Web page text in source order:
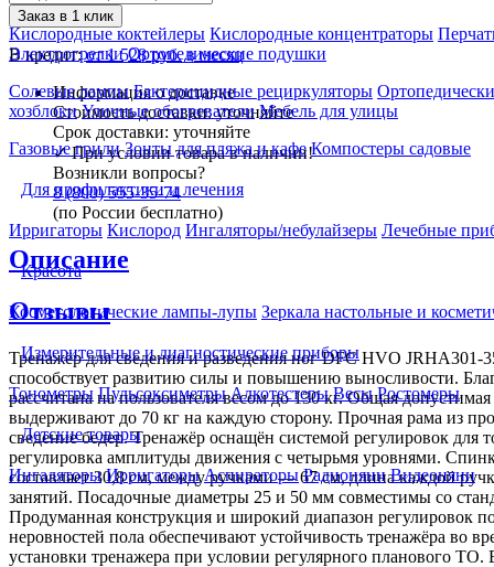
Кислородные коктейлеры Кислородные концентраторы
Электрогрелки Ортопедические подушки
Солевые лампы Бактерицидные рециркуляторы
хозблоки Уличные обогреватели Мебель для улицы
Газовые грили Зонты для пляжа и кафе Компостеры садовые
Для профилактики и лечения
Ирригаторы Кислород Ингаляторы/небулайзеры Лечебные
Красота
Косметологические лампы-лупы Зеркала настольные и
Измерительные и диагностические приборы
Тонометры Пульсоксиметры Алкотестеры Весы Ростомеры
Детские товары
Ингаляторы Ирригаторы Аспираторы Радионяни Видеоняни
Заказ в 1 клик
В кредит:от 1 528 руб. в месяц
Информация о доставке
Стоимость доставки: уточняйте
Срок доставки: уточняйте
✓При условии товара в наличии!
Возникли вопросы?
8 (800) 555-35-74
(по России бесплатно)
Описание
Отзывы
Тренажёр для сведения и разведения ног DFC HVO
способствует развитию силы и повышению выносливости.
рассчитана на пользователя весом до 130 кг. Общая
выдерживают до 70 кг на каждую сторону. Прочная рама из
сведение бедер. Тренажёр оснащён системой регулировок
регулировка амплитуды движения с четырьмя уровнями.
составляет 30,8 см, между ручками — 67 см, длина каждой
занятий. Посадочные диаметры 25 и 50 мм совместимы со
Продуманная конструкция и широкий диапазон регулировок
неровностей пола обеспечивают устойчивость тренажёра во
установки тренажера при условии регулярного планового